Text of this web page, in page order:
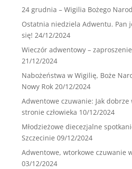
24 grudnia – Wigilia Bożego
Ostatnia niedziela Adwentu. Pan
się! 24/12/2024
Wieczór adwentowy –
21/12/2024
Nabożeństwa w Wigilię, Boże
Nowy Rok 20/12/2024
Adwentowe czuwanie: Jak dobrze
stronie człowieka 10/12/2024
Młodzieżowe diecezjalne
Szczecinie 09/12/2024
Adwentowe, wtorkowe czuwanie
03/12/2024